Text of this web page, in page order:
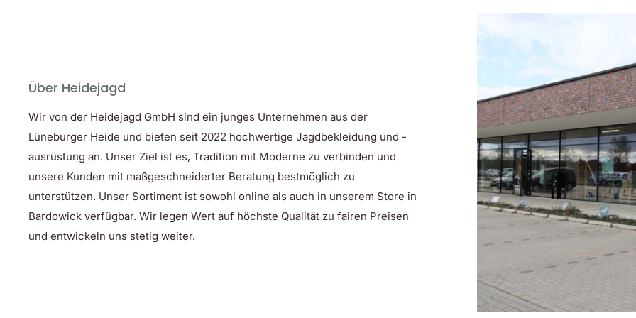
modebewusste Männer.
Praktische Features, die den Unterschied machen
Das Heron Hemd steckt voller durchdachter Details, die den Alltag erleichtern. Hier
sind einige der herausragenden Merkmale:
: Ein klassisches Detail, das für einen gepflegten Look sorgt.
Isolierfähigkeit
: Das leicht gebürstete Flanellmaterial hält Sie an kühlen Tagen
Über Heidejagd
Wir von der Heidejagd GmbH sind ein junges Unternehmen aus der
Lüneburger Heide und bieten seit 2022 hochwertige Jagdbekleidung und -
ausrüstung an. Unser Ziel ist es, Tradition mit Moderne zu verbinden und
unsere Kunden mit maßgeschneiderter Beratung bestmöglich zu
unterstützen. Unser Sortiment ist sowohl online als auch in unserem Store in
Bardowick verfügbar. Wir legen Wert auf höchste Qualität zu fairen Preisen
und entwickeln uns stetig weiter.